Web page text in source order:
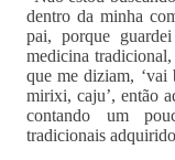
dentro da minha
pai, porque
medicina tradicional,
que me diziam, ‘vai
mirixi, caju’, então
contando um
tradicionais